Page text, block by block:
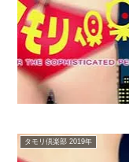
タモリ倶楽部 2019年